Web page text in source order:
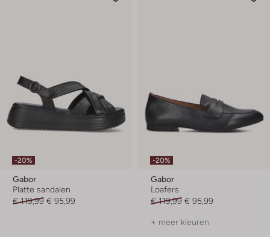
-20%
Gabor
Platte sandalen
€ 119,99 € 95,99
-20%
Gabor
Loafers
€ 119,99 € 95,99
+ meer kleuren